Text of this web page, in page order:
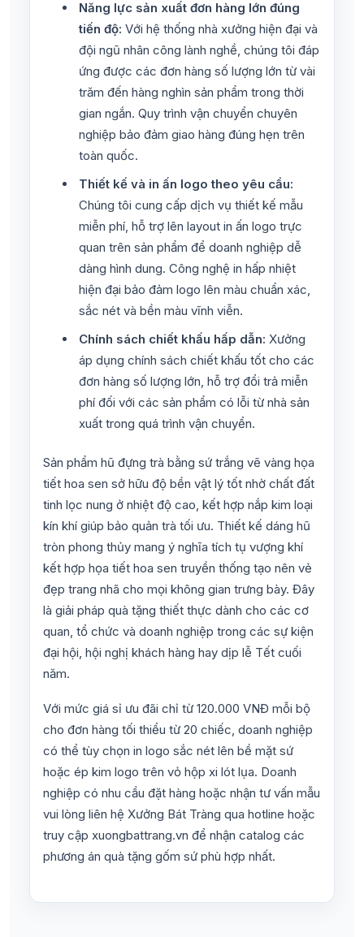
Năng lực sản xuất đơn hàng lớn đúng
tiến độ: Với hệ thống nhà xưởng hiện đại và
đội ngũ nhân công lành nghề, chúng tôi đáp
ứng được các đơn hàng số lượng lớn từ vài
trăm đến hàng nghìn sản phẩm trong thời
gian ngắn. Quy trình vận chuyển chuyên
nghiệp bảo đảm giao hàng đúng hẹn trên
toàn quốc.
Thiết kế và in ấn logo theo yêu cầu:
Chúng tôi cung cấp dịch vụ thiết kế mẫu
miễn phí, hỗ trợ lên layout in ấn logo trực
quan trên sản phẩm để doanh nghiệp dễ
dàng hình dung. Công nghệ in hấp nhiệt
hiện đại bảo đảm logo lên màu chuẩn xác,
sắc nét và bền màu vĩnh viễn.
Chính sách chiết khấu hấp dẫn: Xưởng
áp dụng chính sách chiết khấu tốt cho các
đơn hàng số lượng lớn, hỗ trợ đổi trả miễn
phí đối với các sản phẩm có lỗi từ nhà sản
xuất trong quá trình vận chuyển.
Sản phẩm hũ đựng trà bằng sứ trắng vẽ vàng họa
tiết hoa sen sở hữu độ bền vật lý tốt nhờ chất đất
tinh lọc nung ở nhiệt độ cao, kết hợp nắp kim loại
kín khí giúp bảo quản trà tối ưu. Thiết kế dáng hũ
tròn phong thủy mang ý nghĩa tích tụ vượng khí
kết hợp họa tiết hoa sen truyền thống tạo nên vẻ
đẹp trang nhã cho mọi không gian trưng bày. Đây
là giải pháp quà tặng thiết thực dành cho các cơ
quan, tổ chức và doanh nghiệp trong các sự kiện
đại hội, hội nghị khách hàng hay dịp lễ Tết cuối
năm.
Với mức giá sỉ ưu đãi chỉ từ 120.000 VNĐ mỗi bộ
cho đơn hàng tối thiểu từ 20 chiếc, doanh nghiệp
có thể tùy chọn in logo sắc nét lên bề mặt sứ
hoặc ép kim logo trên vỏ hộp xi lót lụa. Doanh
nghiệp có nhu cầu đặt hàng hoặc nhận tư vấn mẫu
vui lòng liên hệ Xưởng Bát Tràng qua hotline hoặc
truy cập xuongbattrang.vn để nhận catalog các
phương án quà tặng gốm sứ phù hợp nhất.